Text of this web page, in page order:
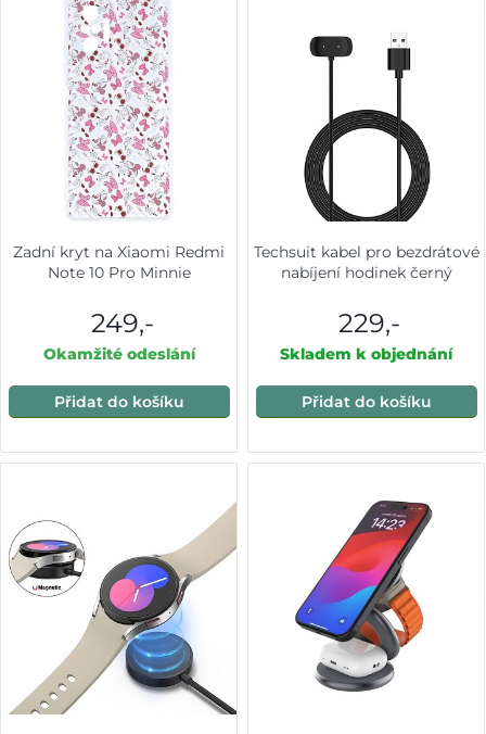
Zadní kryt na Xiaomi Redmi
Note 10 Pro Minnie
249,-
Okamžité odeslání
Přidat do košíku
Techsuit kabel pro bezdrátové
nabíjení hodinek černý
229,-
Skladem k objednání
Přidat do košíku